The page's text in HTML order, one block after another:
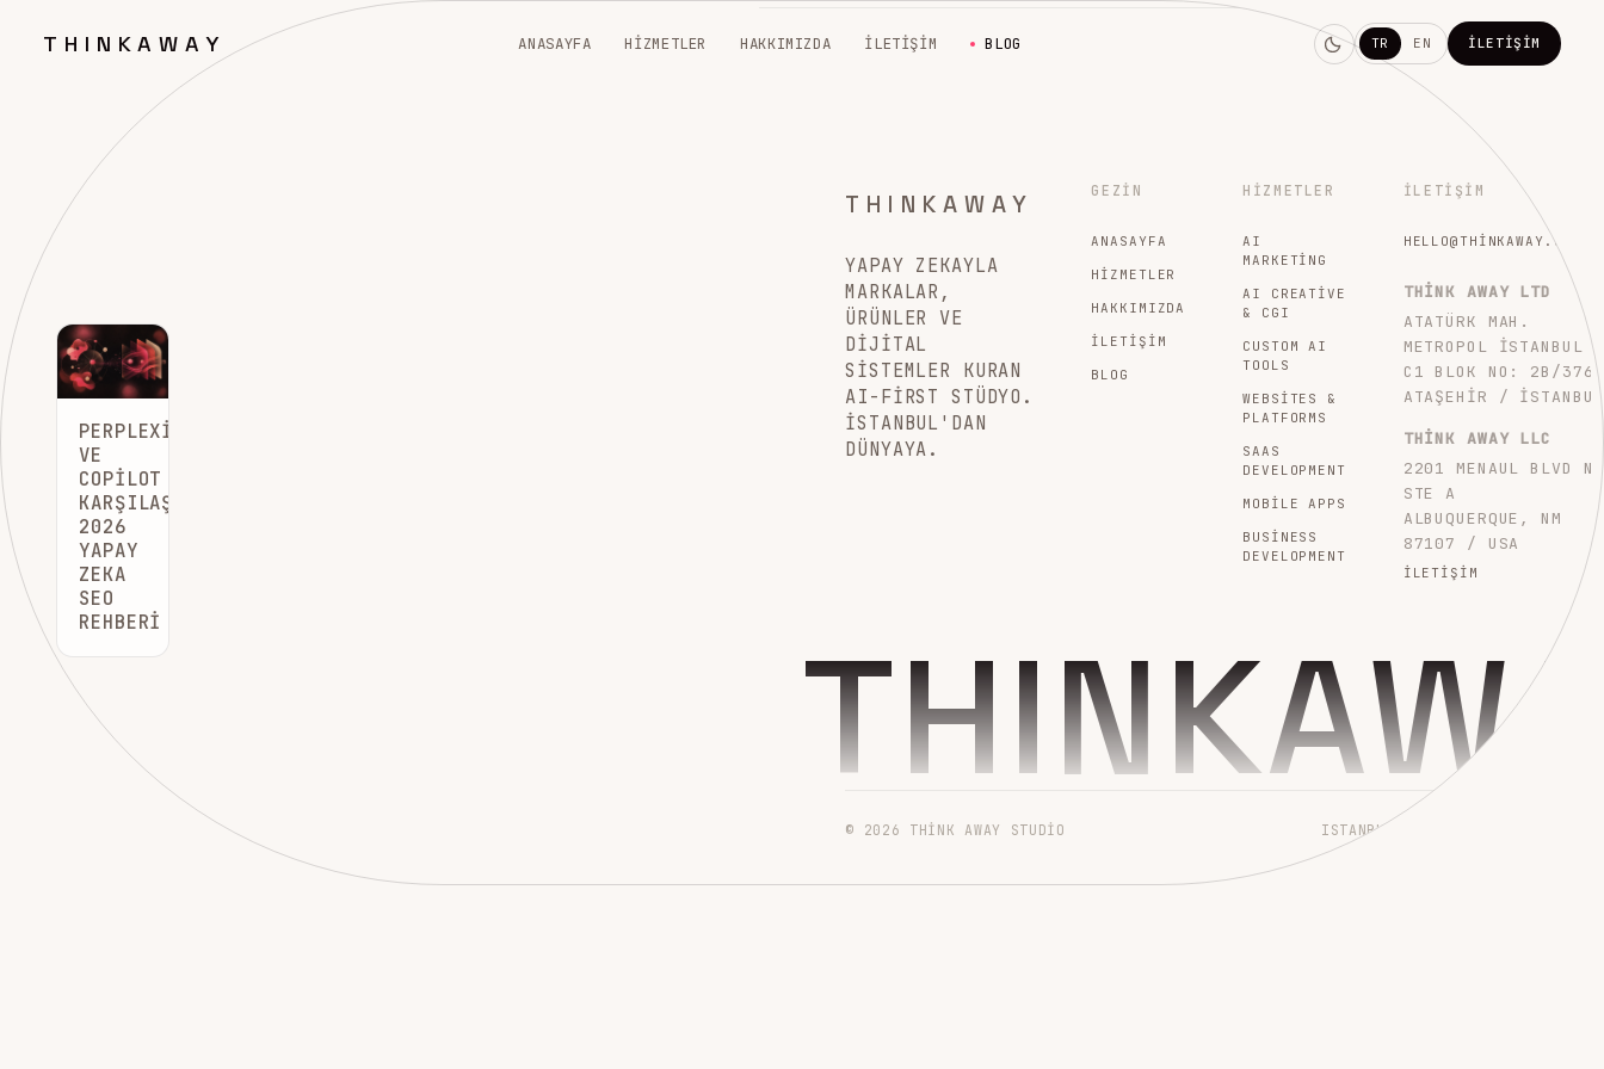
THINKAWAY ANASAYFA HIZMETLER HAKKIMIZDA İLETIŞIM BLOG TR EN İLETIŞIM
PERPLEXITY
VE
COPILOT
KARŞILAŞTIRMASI:
2026
YAPAY
ZEKA
SEO
REHBERI
THINKAWAY
YAPAY ZEKAYLA
MARKALAR,
ÜRÜNLER VE
DIJITAL
SISTEMLER KURAN
AI-FIRST STÜDYO.
İSTANBUL'DAN
DÜNYAYA.
GEZIN
ANASAYFA
HIZMETLER
HAKKIMIZDA
İLETIŞIM
BLOG
HIZMETLER
AI
MARKETING
AI CREATIVE
& CGI
CUSTOM AI
TOOLS
WEBSITES &
PLATFORMS
SAAS
DEVELOPMENT
MOBILE APPS
BUSINESS
DEVELOPMENT
İLETIŞIM
THINK AWAY LTD
ATATÜRK MAH.
METROPOL İSTANBUL
C1 BLOK NO: 2B/376
ATAŞEHIR / İSTANBUL
THINK AWAY LLC
2201 MENAUL BLVD NE
STE A
ALBUQUERQUE, NM
87107 / USA
İLETIŞIM
© 2026 THINK AWAY STUDIO ISTANBUL → WORLDWIDE